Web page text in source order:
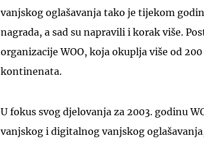
vanjskog oglašavanja tako je tijekom
nagrada, a sad su napravili i korak više.
organizacije WOO, koja okuplja više od
kontinenata.
U fokus svog djelovanja za 2003. godinu
vanjskog i digitalnog vanjskog